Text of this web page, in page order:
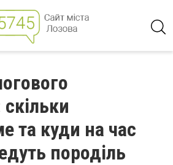
та куди на час
породіль